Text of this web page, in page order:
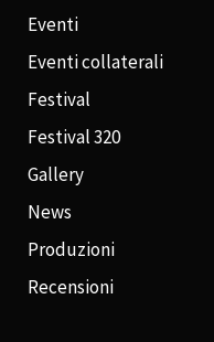
Eventi
Eventi collaterali
Festival
Festival 320
Gallery
News
Produzioni
Recensioni